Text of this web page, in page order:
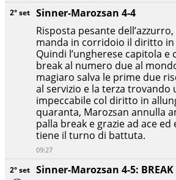
2° set Sinner-Marozsan 4-5: BREAK
2° set Sinner-Marozsan 4-4
Risposta pesante
manda in corridoio il diritto in
Quindi l’ungherese capitola e
break al numero due al
magiaro salva le prime due
al servizio e la terza trovando
impeccabile col diritto in
quaranta, Marozsan annulla
palla break e grazie ad ace ed
tiene il turno di battuta.
09:27